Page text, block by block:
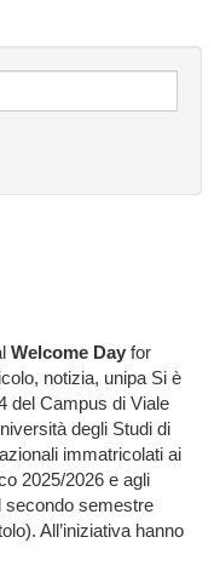
Welcome Day for
notizia, unipa Si è
del Campus di Viale
degli Studi di
immatricolati ai
2025/2026 e agli
secondo semestre
All’iniziativa hanno